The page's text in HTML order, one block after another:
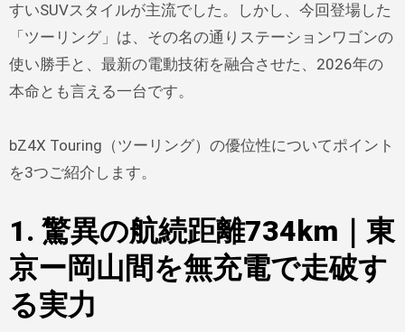
すいSUVスタイルが主流でした。しかし、今回登場した
「ツーリング」は、その名の通りステーションワゴンの
使い勝手と、最新の電動技術を融合させた、2026年の
本命とも言える一台です。
bZ4X Touring（ツーリング）の優位性についてポイント
を3つご紹介します。
1. 驚異の航続距離734km｜東
京ー岡山間を無充電で走破す
る実力